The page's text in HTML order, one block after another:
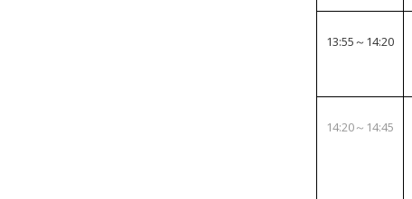
13:55～14:20
14:20～14:45